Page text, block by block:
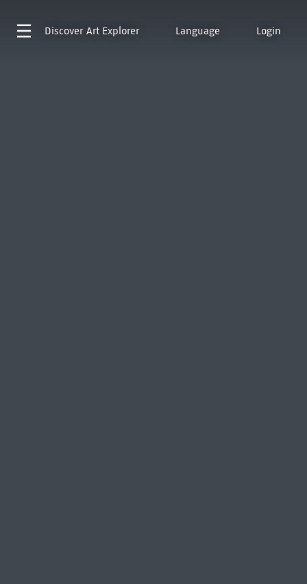
Discover Art Explorer Language Login